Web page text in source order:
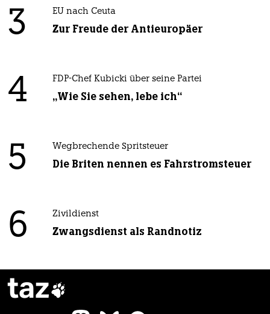
3 EU nach Ceuta
Zur Freude der Antieuropäer
4 FDP-Chef Kubicki über seine Partei
„Wie Sie sehen, lebe ich“
5 Wegbrechende Spritsteuer
Die Briten nennen es Fahrstromsteuer
6 Zivildienst
Zwangsdienst als Randnotiz
taz